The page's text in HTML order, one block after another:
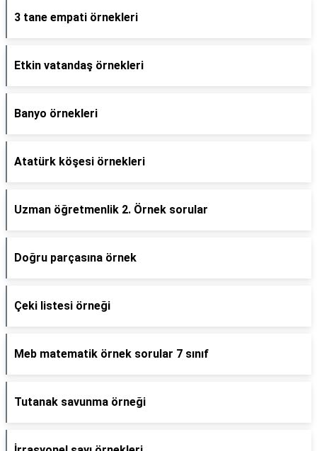
3 tane empati örnekleri
Etkin vatandaş örnekleri
Banyo örnekleri
Atatürk köşesi örnekleri
Uzman öğretmenlik 2. Örnek sorular
Doğru parçasına örnek
Çeki listesi örneği
Meb matematik örnek sorular 7 sınıf
Tutanak savunma örneği